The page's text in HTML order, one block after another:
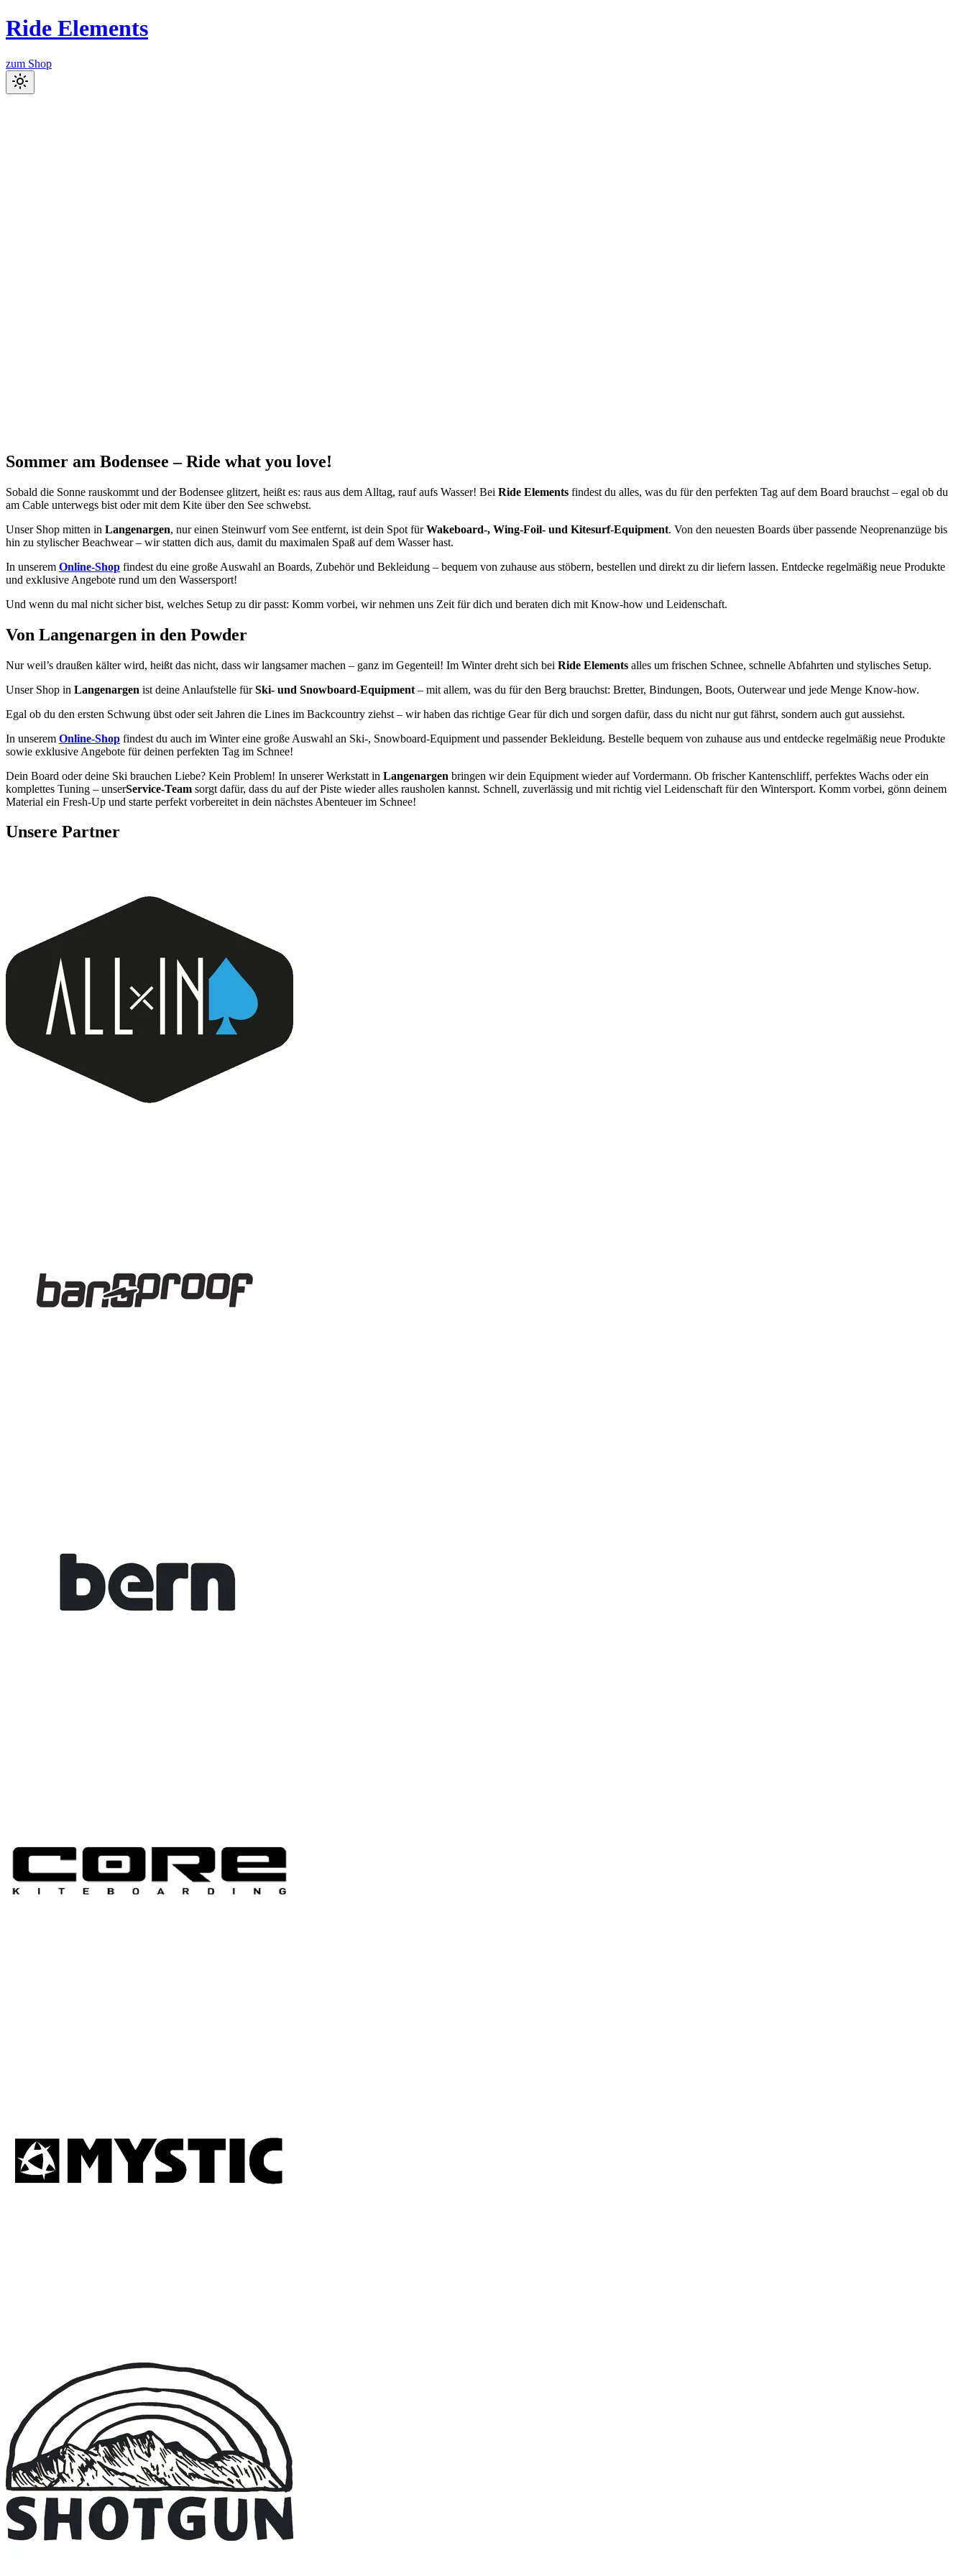
Ride Elements
zum Shop
Sommer am Bodensee – Ride what you love!
Sobald die Sonne rauskommt und der Bodensee glitzert, heißt es: raus aus dem Alltag, rauf aufs Wasser! Bei Ride Elements findest du alles, was du für den perfekten Tag auf dem Board brauchst – egal ob du
am Cable unterwegs bist oder mit dem Kite über den See schwebst.
Unser Shop mitten in Langenargen, nur einen Steinwurf vom See entfernt, ist dein Spot fürWakeboard-, Wing-Foil- und Kitesurf-Equipment. Von den neuesten Boards über passende Neoprenanzüge bis
hin zu stylischer Beachwear – wir statten dich aus, damit du maximalen Spaß auf dem Wasser hast.
In unserem Online-Shop findest du eine große Auswahl an Boards, Zubehör und Bekleidung – bequem von zuhause aus stöbern, bestellen und direkt zu dir liefern lassen. Entdecke regelmäßig neue Produkte
und exklusive Angebote rund um den Wassersport!
Und wenn du mal nicht sicher bist, welches Setup zu dir passt: Komm vorbei, wir nehmen uns Zeit für dich und beraten dich mit Know-how und Leidenschaft.
Von Langenargen in den Powder
Nur weil’s draußen kälter wird, heißt das nicht, dass wir langsamer machen – ganz im Gegenteil! Im Winter dreht sich bei Ride Elements alles um frischen Schnee, schnelle Abfahrten und stylisches Setup.
Unser Shop in Langenargen ist deine Anlaufstelle fürSki- und Snowboard-Equipment – mit allem, was du für den Berg brauchst: Bretter, Bindungen, Boots, Outerwear und jede Menge Know-how.
Egal ob du den ersten Schwung übst oder seit Jahren die Lines im Backcountry ziehst – wir haben das richtige Gear für dich und sorgen dafür, dass du nicht nur gut fährst, sondern auch gut aussiehst.
In unserem Online-Shop findest du auch im Winter eine große Auswahl an Ski-, Snowboard-Equipment und passender Bekleidung. Bestelle bequem von zuhause aus und entdecke regelmäßig neue Produkte
sowie exklusive Angebote für deinen perfekten Tag im Schnee!
Dein Board oder deine Ski brauchen Liebe? Kein Problem! In unserer Werkstatt in Langenargen bringen wir dein Equipment wieder auf Vordermann. Ob frischer Kantenschliff, perfektes Wachs oder ein
komplettes Tuning – unserService-Team sorgt dafür, dass du auf der Piste wieder alles rausholen kannst. Schnell, zuverlässig und mit richtig viel Leidenschaft für den Wintersport. Komm vorbei, gönn deinem
Material ein Fresh-Up und starte perfekt vorbereitet in dein nächstes Abenteuer im Schnee!
Unsere Partner